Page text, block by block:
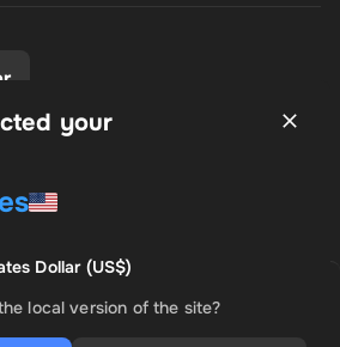
KIEMELT AJÁNLAT
your
Dollar(US$)
local version of the site?